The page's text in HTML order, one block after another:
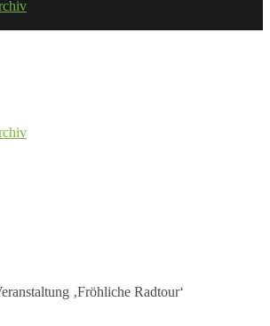
‚Fröhliche Radtour‘